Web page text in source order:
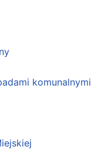
komunalnymi